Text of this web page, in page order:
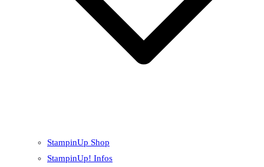
StampinUp Shop
StampinUp! Infos